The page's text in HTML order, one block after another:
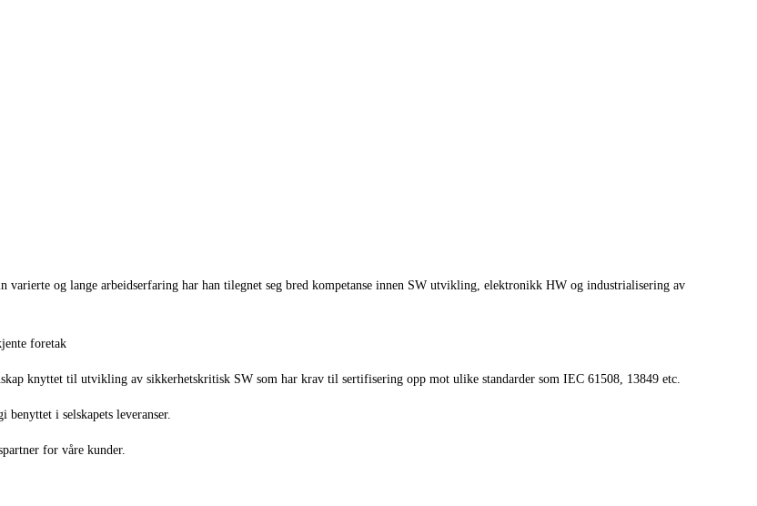
varierte og lange arbeidserfaring har han tilegnet seg bred kompetanse innen SW utvikling, elektronikk HW og industrialisering av
foretak
knyttet til utvikling av sikkerhetskritisk SW som har krav til sertifisering opp mot ulike standarder som IEC 61508, 13849 etc.
benyttet i selskapets leveranser.
for våre kunder.